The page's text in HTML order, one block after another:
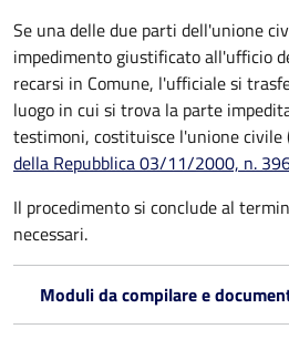
Se una delle due parti dell'unione
impedimento giustificato all'ufficio
recarsi in Comune, l'ufficiale si
luogo in cui si trova la parte
testimoni, costituisce l'unione civile
della Repubblica 03/11/2000, n.
Il procedimento si conclude al
necessari.
Moduli da compilare e